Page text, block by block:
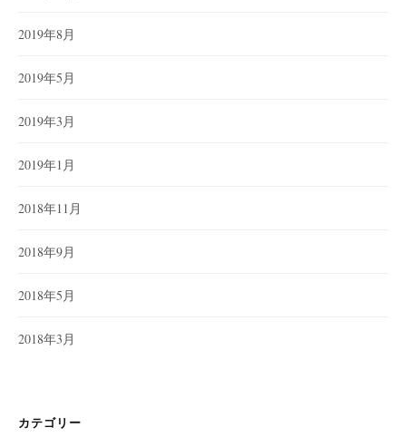
2019年8月
2019年5月
2019年3月
2019年1月
2018年11月
2018年9月
2018年5月
2018年3月
カテゴリー